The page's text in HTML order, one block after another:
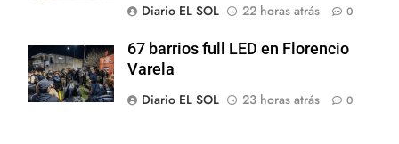
Diario EL SOL
22 horas atrás 0
67 barrios full LED en Florencio
Varela
Diario EL SOL
23 horas atrás 0